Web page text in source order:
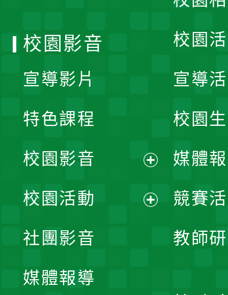
校園
宣導
校園
媒體
競賽
教師
校園影音
宣導影片
特色課程
校園影音
開
校園活動
社團影音
媒體報導